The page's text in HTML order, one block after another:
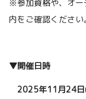
※参加資格や、オー
内をご確認ください。
▼開催日時
2025年11月24